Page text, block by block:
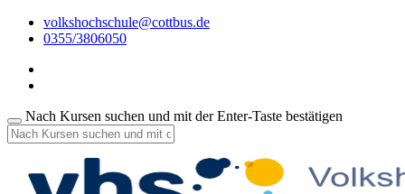
volkshochschule@cottbus.de
0355/3806050
Nach Kursen suchen und mit der Enter-Taste bestätigen